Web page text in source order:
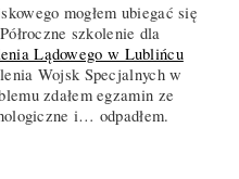
mogłem ubiegać się
szkolenie dla
Lądowego w Lublińcu
Wojsk Specjalnych w
zdałem egzamin ze
i… odpadłem.